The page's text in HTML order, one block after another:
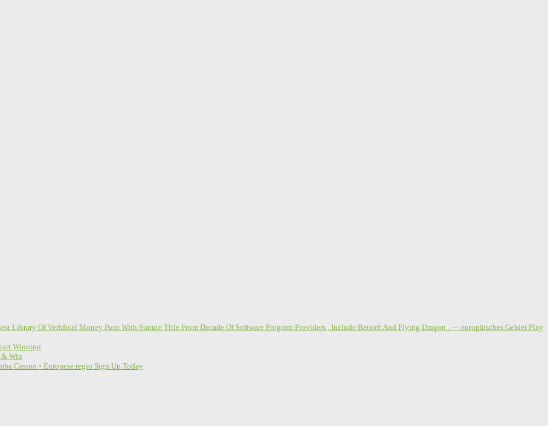
Library Of Veridical Money Punt With Statute Title From Decade Of Software Program Providers , Include Betsoft And Flying Dragon . — europäisches Gebiet Play
Winning
& Win
Casino ◦ Europese regio Sign Up Today